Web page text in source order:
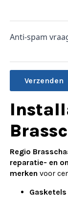
Anti-spam
Alternative:
Regio
reparatie- en
merken voor
Gasketels